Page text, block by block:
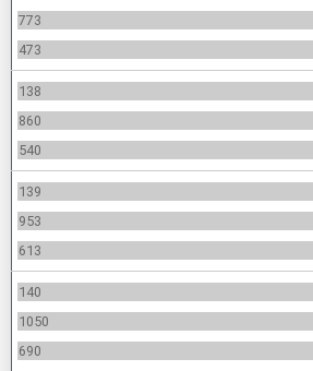
773
473
138
860
540
139
953
613
140
1050
690